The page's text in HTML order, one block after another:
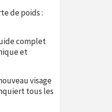
de poids :
complet
et
visage
tous les